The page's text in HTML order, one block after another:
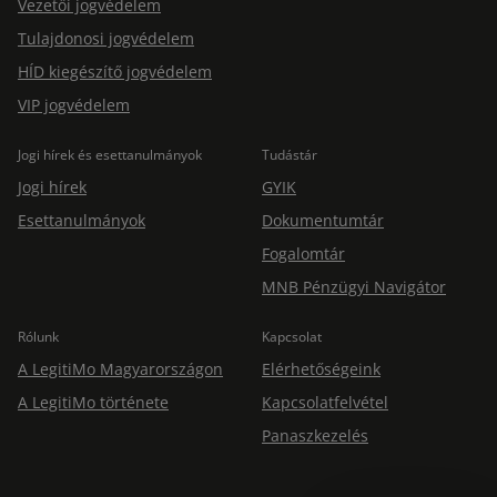
Vezetői jogvédelem
Tulajdonosi jogvédelem
HÍD kiegészítő jogvédelem
VIP jogvédelem
Jogi hírek és esettanulmányok
Jogi hírek
Esettanulmányok
Tudástár
GYIK
Dokumentumtár
Fogalomtár
MNB Pénzügyi Navigátor
Rólunk
A LegitiMo Magyarországon
A LegitiMo története
Kapcsolat
Elérhetőségeink
Kapcsolatfelvétel
Panaszkezelés